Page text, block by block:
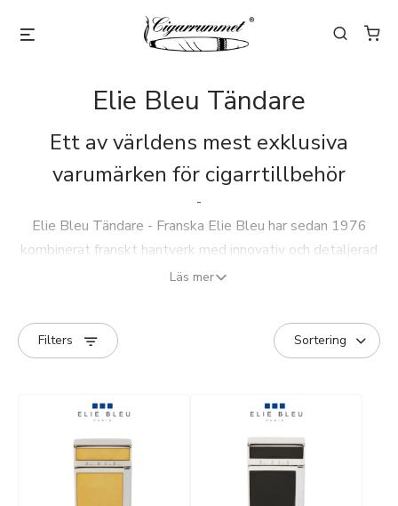
Elie Bleu Tändare
Ett av världens mest exklusiva
varumärken för cigarrtillbehör
-
Elie Bleu Tändare - Franska Elie Bleu har sedan 1976
kombinerat franskt hantverk med innovativ och detaljerad
design. Företaget är känt för sina handgjorda humidorer,
sina tändare, cigarrgiljotiner och andra premiumtillbehör
som uppskattas av samlare och cigarrentusiaster världen
Läs mer
Filters